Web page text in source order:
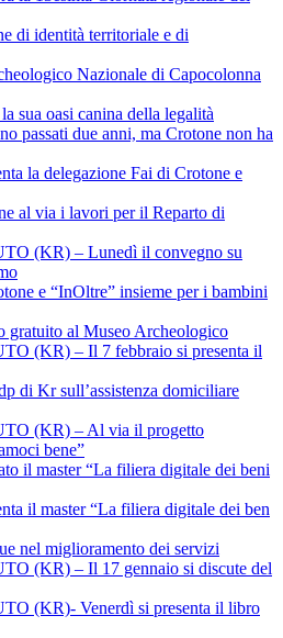
di identità territoriale e di
Nazionale di Capocolonna
sua oasi canina della legalità
passati due anni, ma Crotone non ha
la delegazione Fai di Crotone e
al via i lavori per il Reparto di
(KR) – Lunedì il convegno su
e “InOltre” insieme per i bambini
gratuito al Museo Archeologico
(KR) – Il 7 febbraio si presenta il
di Kr sull’assistenza domiciliare
(KR) – Al via il progetto
bene”
il master “La filiera digitale dei beni
il master “La filiera digitale dei ben
nel miglioramento dei servizi
(KR) – Il 17 gennaio si discute del
(KR)- Venerdì si presenta il libro